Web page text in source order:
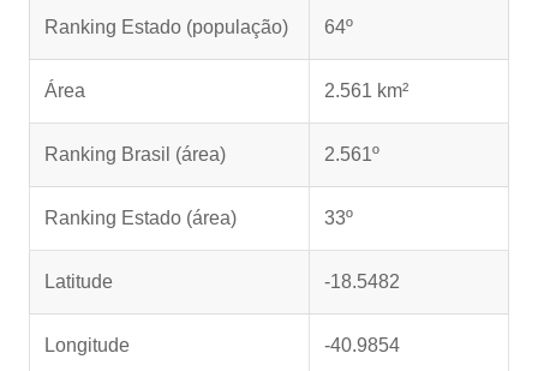
Ranking Estado (população) 64º
Área 2.561 km²
Ranking Brasil (área) 2.561º
Ranking Estado (área) 33º
Latitude -18.5482
Longitude -40.9854